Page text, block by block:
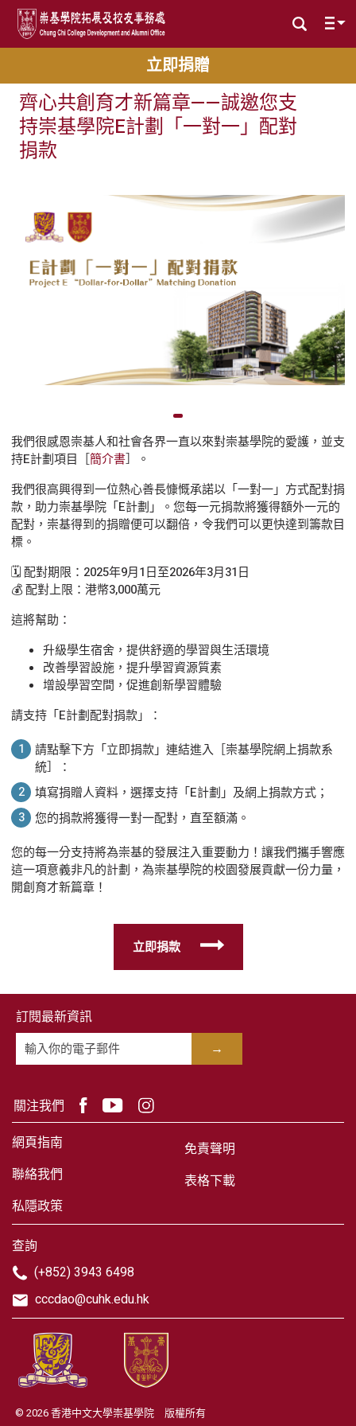
立即捐贈
齊心共創育才新篇章——誠邀您支
持崇基學院E計劃「一對一」配對
捐款
我們很感恩崇基人和社會各界一直以來對崇基學院的愛護，並支
持E計劃項目［簡介書］。
我們很高興得到一位熱心善長慷慨承諾以「一對一」方式配對捐
款，助力崇基學院「E計劃」。您每一元捐款將獲得額外一元的
配對，崇基得到的捐贈便可以翻倍，令我們可以更快達到籌款目
標。
🗓 配對期限：2025年9月1日至2026年3月31日
💰 配對上限：港幣3,000萬元
這將幫助：
升級學生宿舍，提供舒適的學習與生活環境
改善學習設施，提升學習資源質素
增設學習空間，促進創新學習體驗
請支持「E計劃配對捐款」：
請點擊下方「立即捐款」連結進入［崇基學院網上捐款系
統］：
填寫捐贈人資料，選擇支持「E計劃」及網上捐款方式；
您的捐款將獲得一對一配對，直至額滿。
您的每一分支持將為崇基的發展注入重要動力！讓我們攜手響應
這一項意義非凡的計劃，為崇基學院的校園發展貢獻一份力量，
開創育才新篇章！
立即捐款
網頁指南
聯絡我們
私隱政策
免責聲明
表格下載
查詢
(+852) 3943 6498
cccdao@cuhk.edu.hk
訂閱最新資訊
→
關注我們
© 2026 香港中文大學崇基學院 版權所有